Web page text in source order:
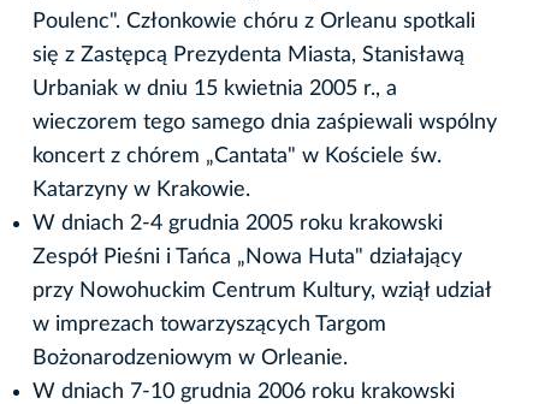
Poulenc". Członkowie chóru z Orleanu spotkali
się z Zastępcą Prezydenta Miasta, Stanisławą
Urbaniak w dniu 15 kwietnia 2005 r., a
wieczorem tego samego dnia zaśpiewali wspólny
koncert z chórem „Cantata" w Kościele św.
Katarzyny w Krakowie.
W dniach 2-4 grudnia 2005 roku krakowski
Zespół Pieśni i Tańca „Nowa Huta" działający
przy Nowohuckim Centrum Kultury, wziął udział
w imprezach towarzyszących Targom
Bożonarodzeniowym w Orleanie.
W dniach 7-10 grudnia 2006 roku krakowski